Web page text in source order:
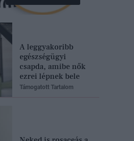
A leggyakoribb
egészségügyi
csapda, amibe nők
ezrei lépnek bele
Támogatott Tartalom